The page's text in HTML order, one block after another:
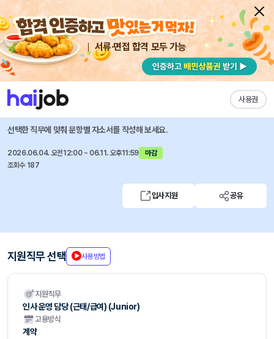
서류·면접 합격 모두 가능
사용권
채용공고 자소서 자유항목 자소서 내 작성목록
이노션 즐겨찾기
인사 운영 담당 (근태/급여) (Junior)
선택한 직무에 맞춰 문항별 자소서를 작성해 보세요.
2026.06.04. 오전12:00 ~ 06.11. 오후11:59
마감
조회수 187
입사지원 공유
지원직무 선택 사용방법
지원직무
인사 운영 담당 (근태/급여) (Junior)
고용방식
계약